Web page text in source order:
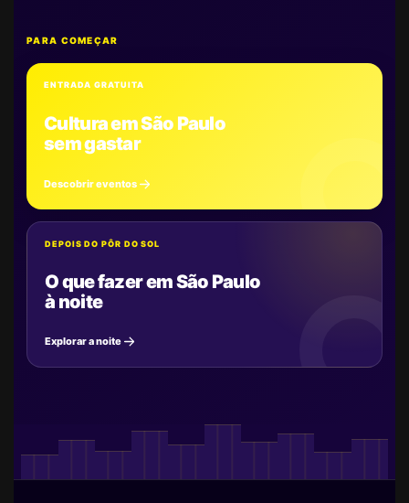
PARA COMEÇAR
ENTRADA GRATUITA
Cultura em São Paulo
sem gastar
Descobrir eventos
DEPOIS DO PÔR DO SOL
O que fazer em São Paulo
à noite
Explorar a noite